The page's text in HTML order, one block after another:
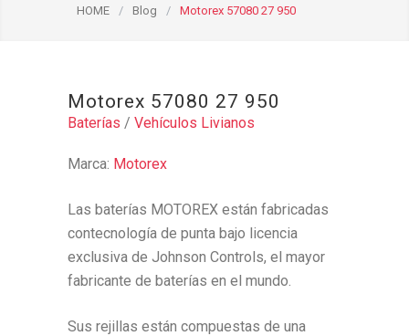
HOME
/ Blog / Motorex 57080 27 950
Motorex 57080 27 950
Baterías / Vehículos Livianos
Marca: Motorex
Las baterías MOTOREX están fabricadas
contecnología de punta bajo licencia
exclusiva de Johnson Controls, el mayor
fabricante de baterías en el mundo.
Sus rejillas están compuestas de una